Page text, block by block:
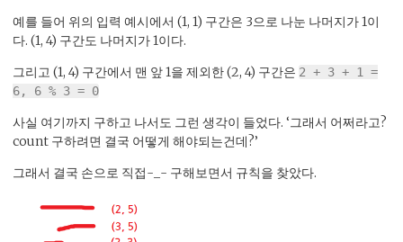
예를 들어 위의 입력 예시에서 (1, 1) 구간은 3으로 나눈 나머지가 1이
다. (1, 4) 구간도 나머지가 1이다.
그리고 (1, 4) 구간에서 맨 앞 1을 제외한 (2, 4) 구간은 2 + 3 + 1 =
6, 6 % 3 = 0
사실 여기까지 구하고 나서도 그런 생각이 들었다. ‘그래서 어쩌라고?
count 구하려면 결국 어떻게 해야되는건데?’
그래서 결국 손으로 직접-_- 구해보면서 규칙을 찾았다.